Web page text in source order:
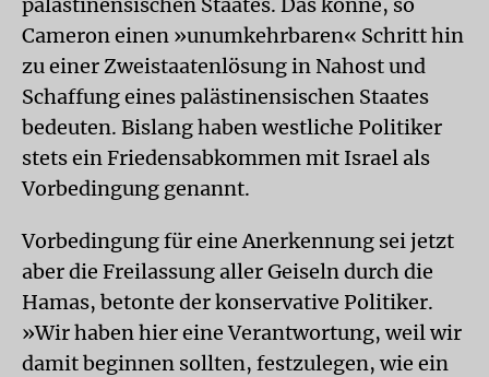
Cameron einen »unumkehrbaren« Schritt hin
zu einer Zweistaatenlösung in Nahost und
Schaffung eines palästinensischen Staates
bedeuten. Bislang haben westliche Politiker
stets ein Friedensabkommen mit Israel als
Vorbedingung genannt.
Vorbedingung für eine Anerkennung sei jetzt
aber die Freilassung aller Geiseln durch die
Hamas, betonte der konservative Politiker.
»Wir haben hier eine Verantwortung, weil wir
damit beginnen sollten, festzulegen, wie ein